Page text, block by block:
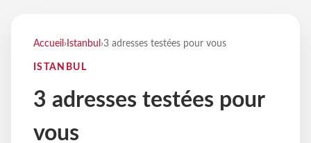
Accueil › Istanbul ›3 adresses testées pour vous
ISTANBUL
3 adresses testées pour
vous